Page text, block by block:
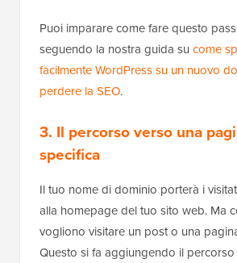
Puoi imparare come fare questo
seguendo la nostra guida su come
facilmente WordPress su un nuovo
perdere la SEO.
3. Il percorso verso una
specifica
Il tuo nome di dominio porterà i
alla homepage del tuo sito web. Ma
vogliono visitare un post o una
Questo si fa aggiungendo il